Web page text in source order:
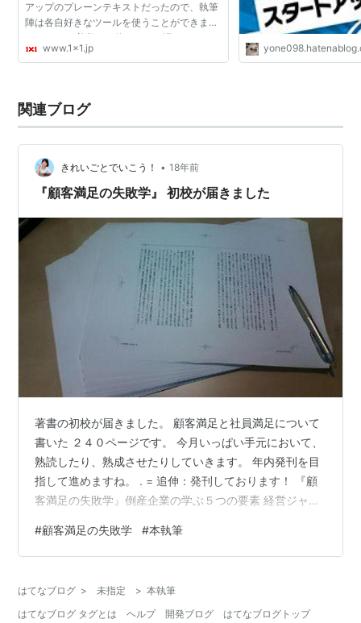
アップのプレーンテキストだったので、執筆
陣は各自好きなツールを使うことができまし
た。 Vim は普段から使っていて慣れています
し、技術本ということでソースコードを読ん
www.1x1.jp
関連ブログ
きれいごとでいこう！ • 18年前
『顧客満足の失敗学』 初校が届きました
著書の初校が届きました。 顧客満足と社員満足について
書いた ２４０ページです。 今月いっぱい手元において、
熟読したり、熟成させたりしていきます。 年内発刊を目
指して進めますね。 . = 追伸：発刊しております！ 『顧
客満足の失敗学』倒産企業の学ぶ５つの要素 経営ジャー
YouTubeはこちら ＜BOOKS＞ 『いい会社のよきリーダ
ーが大切にしている７つのこと』 『女将さんのこころ そ
見つけた！顧客満足を生み出す仕組み』
#顧客満足の失敗学 #本執筆
はてなブログ > 未指定 > 本執筆
はてなブログ タグとは
ヘルプ 開発ブログ はてなブログトップ